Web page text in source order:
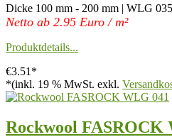
Dicke 100 mm - 200 mm | WLG 035
Netto ab 2.95 Euro / m²
Produktdetails...
€3.51*
*(inkl. 19 % MwSt. exkl.
Rockwool FASROCK